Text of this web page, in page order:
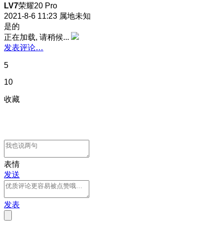
LV7荣耀20 Pro
2021-8-6 11:23 属地未知
是的
正在加载, 请稍候...
发表评论…
5
10
收藏
表情
发送
发表